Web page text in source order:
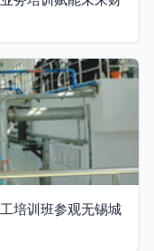
培训班参观无锡城